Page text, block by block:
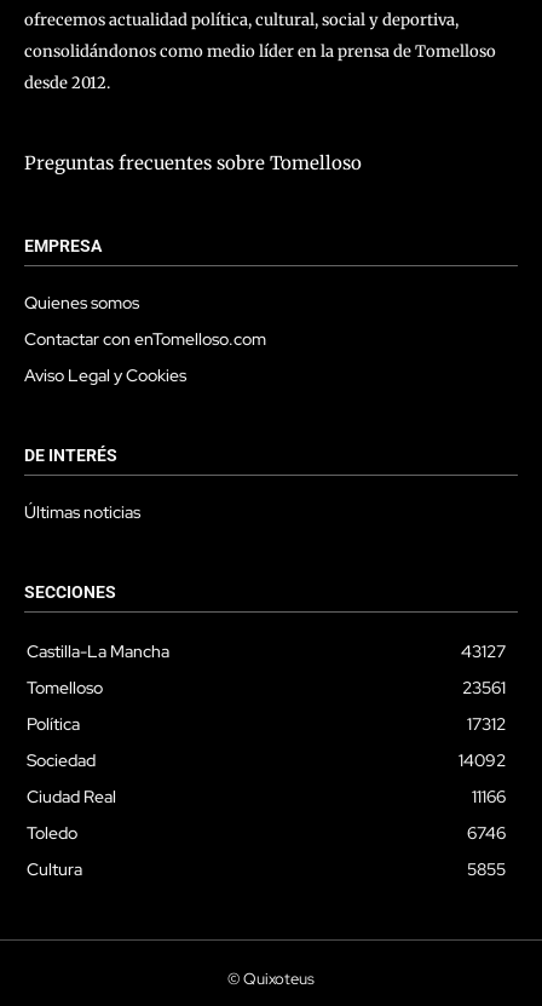
ofrecemos actualidad política, cultural, social y deportiva,
consolidándonos como medio líder en la prensa de Tomelloso
desde 2012.
Preguntas frecuentes sobre Tomelloso
EMPRESA
Quienes somos
Contactar con enTomelloso.com
Aviso Legal y Cookies
DE INTERÉS
Últimas noticias
SECCIONES
Castilla-La Mancha
43127
Tomelloso
23561
Política
17312
Sociedad
14092
Ciudad Real
11166
Toledo
6746
Cultura
5855
© Quixoteus